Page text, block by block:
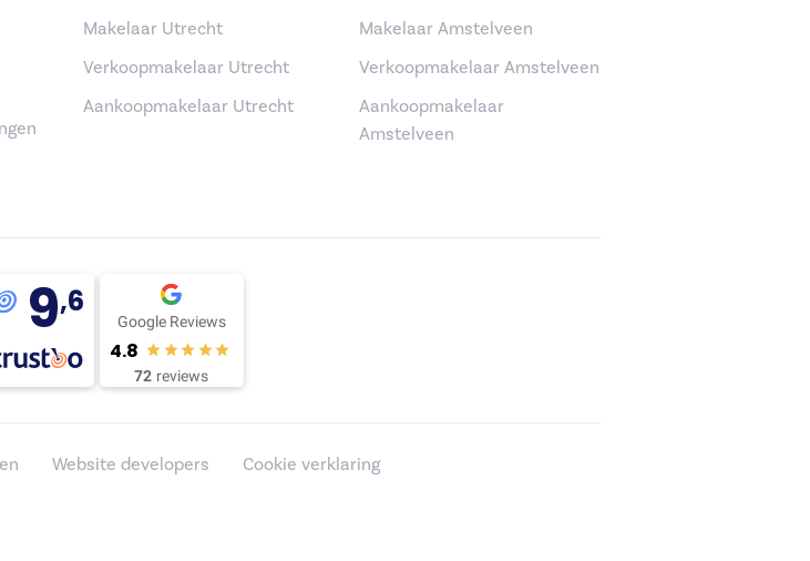
Makelaar Utrecht
Verkoopmakelaar Utrecht
Aankoopmakelaar Utrecht
Makelaar Amstelveen
Verkoopmakelaar Amstelveen
Aankoopmakelaar
Amstelveen
9,6
Google Reviews
4.8
72 reviews
Website developers Cookie verklaring